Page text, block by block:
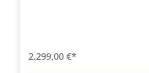
2.299,00 €*